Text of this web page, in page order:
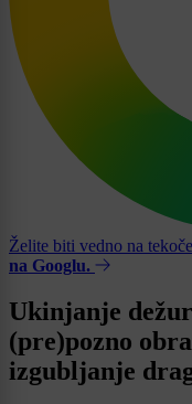
Želite biti vedno na
na Googlu.
Ukinjanje
(pre)pozno
izgubljanje